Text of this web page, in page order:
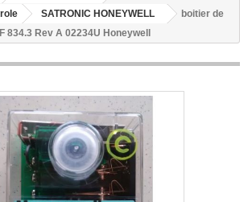
SATRONIC HONEYWELL
boitier de
834.3 Rev A 02234U Honeywell